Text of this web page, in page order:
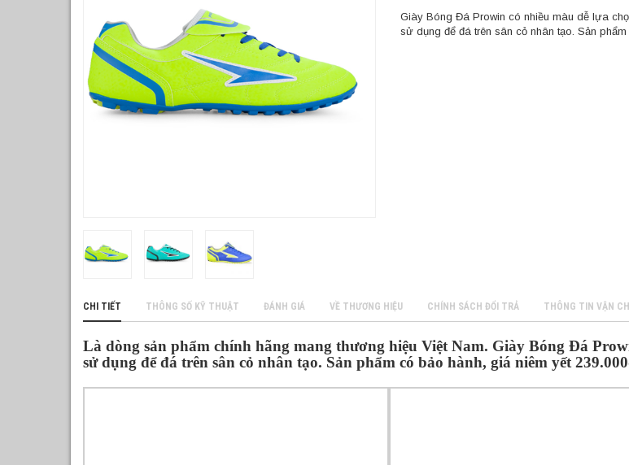
Giày Bóng Đá Prowin có nhiều màu dễ lựa
sử dụng để đá trên sân cỏ nhân tạo. Sản
CHI TIẾT THÔNG SỐ KỸ THUẬT ĐÁNH GIÁ VỀ THƯƠNG HIỆU CHÍNH SÁCH ĐỔI TRẢ THÔNG TIN VẬN
Là dòng sản phẩm chính hãng mang thương hiệu Việt Nam. Giày Bóng Đá
sử dụng để đá trên sân cỏ nhân tạo. Sản phẩm có bảo hành, giá niêm yết